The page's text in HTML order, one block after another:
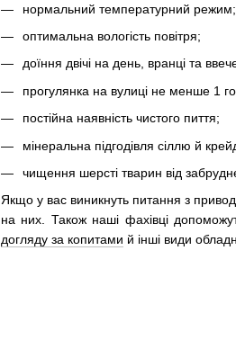
нормальний температурний режим;
оптимальна вологість повітря;
доїння двічі на день, вранці та
прогулянка на вулиці не менше 1
постійна наявність чистого пиття;
мінеральна підгодівля сіллю й
чищення шерсті тварин від
Якщо у вас виникнуть питання з
на них. Також наші фахівці
догляду за копитами й інші види